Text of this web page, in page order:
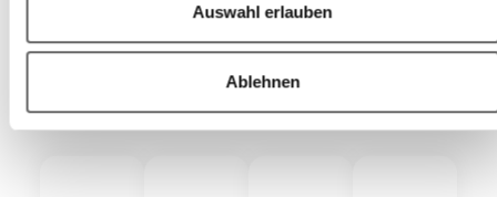
Auswahl erlauben
Ablehnen
Unsere Dienstleistungen